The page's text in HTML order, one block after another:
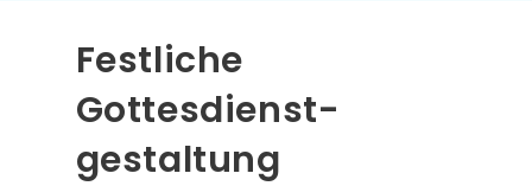
Festliche
Gottesdienst­
gestaltung